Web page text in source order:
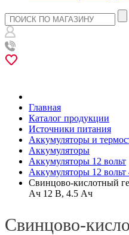
Главная
Каталог продукции
Источники питания
Аккумуляторы и
Аккумуляторы
Аккумуляторы 12 вольт
Аккумуляторы 12
Свинцово-кислотный
Ач 12 В, 4.5 Ач
Свинцово-